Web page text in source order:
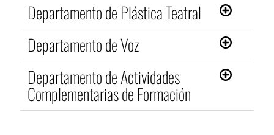
Departamento de Plástica Teatral
Departamento de Voz
Departamento de Actividades
Complementarias de Formación